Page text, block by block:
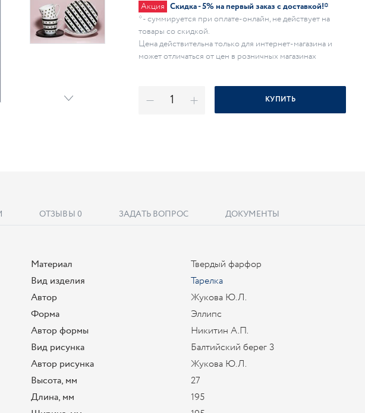
Акция Скидка - 5% на первый заказ с доставкой!*
* - суммируется при оплате-онлайн, не действует на
товары со скидкой.
Цена действительна только для интернет-магазина и
может отличаться от цен в розничных магазинах
КУПИТЬ
ОТЗЫВЫ 0 ЗАДАТЬ ВОПРОС ДОКУМЕНТЫ
Материал
Твердый фарфор
Вид изделия
Тарелка
Автор
Жукова Ю.Л.
Форма
Эллипс
Автор формы
Никитин А.П.
Вид рисунка
Балтийский берег 3
Автор рисунка
Жукова Ю.Л.
Высота, мм
27
Длина, мм
195